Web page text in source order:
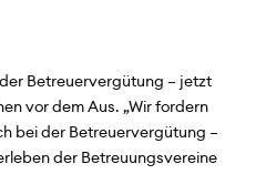
Betreuervergütung – jetzt
vor dem Aus. „Wir fordern
bei der Betreuervergütung –
der Betreuungsvereine